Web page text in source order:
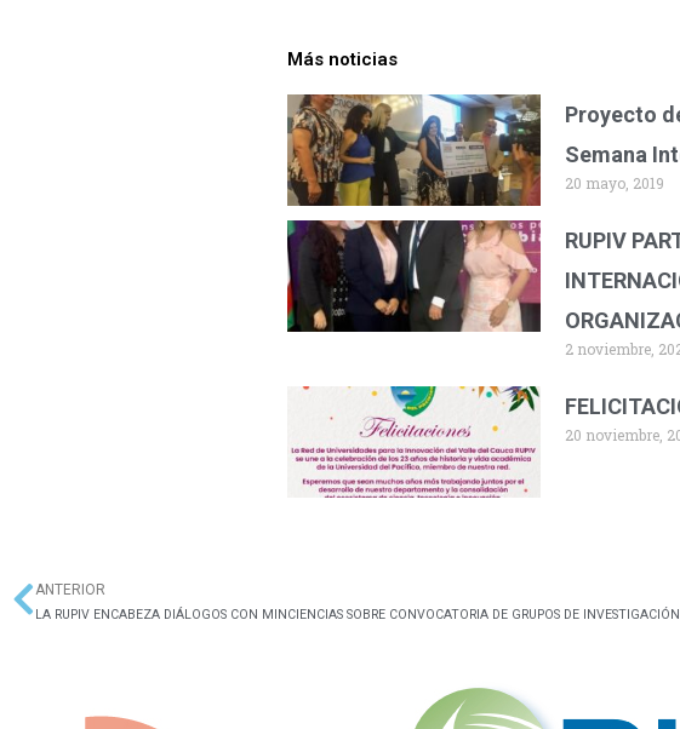
Más noticias
Proyecto
Semana
20 mayo, 2019
RUPIV
2 noviembre,
20 noviembre,
Ant
ANTERIOR
LA RUPIV ENCABEZA DIÁLOGOS CON MINCIENCIAS SOBRE CONVOCATORIA DE GRUPOS DE INVESTIGACIÓN